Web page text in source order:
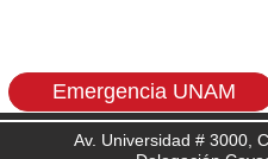
Emergencia UNAM
Av. Universidad # 3000,